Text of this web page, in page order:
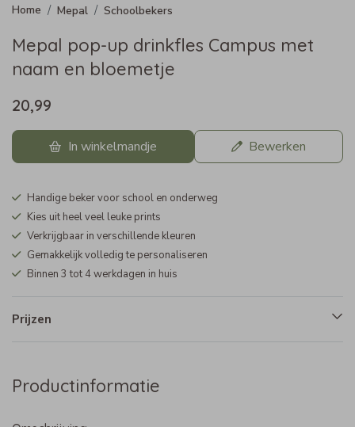
Mepal Schoolbekers
Mepal pop-up drinkfles Campus met
naam en bloemetje
20,99
In winkelmandje Bewerken
Handige beker voor school en onderweg
Kies uit heel veel leuke prints
Verkrijgbaar in verschillende kleuren
Gemakkelijk volledig te personaliseren
Binnen 3 tot 4 werkdagen in huis
Prijzen
Productinformatie